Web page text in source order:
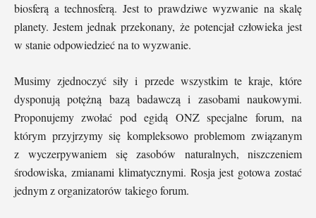
biosferą a technosferą. Jest to prawdziwe wyzwanie na skalę
planety. Jestem jednak przekonany, że potencjał człowieka jest
w stanie odpowiedzieć na to wyzwanie.
Musimy zjednoczyć siły i przede wszystkim te kraje, które
dysponują potężną bazą badawczą i zasobami naukowymi.
Proponujemy zwołać pod egidą ONZ specjalne forum, na
którym przyjrzymy się kompleksowo problemom związanym
z wyczerpywaniem się zasobów naturalnych, niszczeniem
środowiska, zmianami klimatycznymi. Rosja jest gotowa zostać
jednym z organizatorów takiego forum.